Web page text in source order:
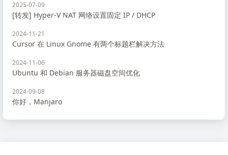
2025-07-09
[转发] Hyper-V NAT 网络设置固定 IP / DHCP
2024-11-21
Cursor 在 Linux Gnome 有两个标题栏解决方法
2024-11-06
Ubuntu 和 Debian 服务器磁盘空间优化
2024-09-08
你好，Manjaro